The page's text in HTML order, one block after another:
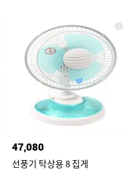
47,080
선풍기 탁상용 8 집게